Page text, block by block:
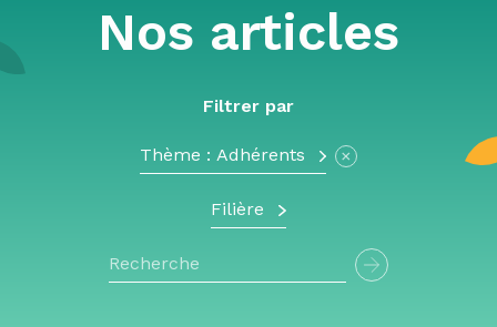
Nos articles
Filtrer par
Thème : Adhérents ×
Filière
Rechercher